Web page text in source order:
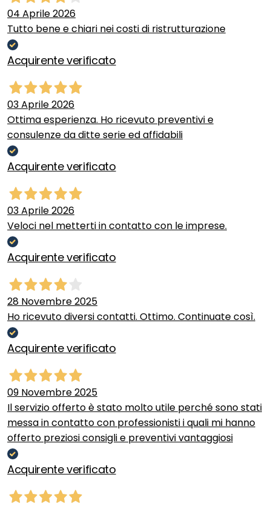
04 Aprile 2026
Tutto bene e chiari nei costi di ristrutturazione
Acquirente verificato
03 Aprile 2026
Ottima esperienza. Ho ricevuto preventivi e
consulenze da ditte serie ed affidabili
Acquirente verificato
03 Aprile 2026
Veloci nel metterti in contatto con le imprese.
Acquirente verificato
28 Novembre 2025
Ho ricevuto diversi contatti. Ottimo. Continuate così.
Acquirente verificato
09 Novembre 2025
Il servizio offerto è stato molto utile perché sono stati
messa in contatto con professionisti i quali mi hanno
offerto preziosi consigli e preventivi vantaggiosi
Acquirente verificato